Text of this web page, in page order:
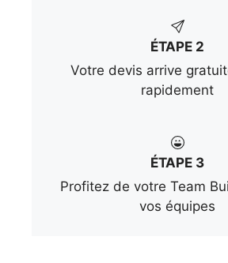
ÉTAPE 2
Votre devis arrive
rapidement
ÉTAPE 3
Profitez de votre Team
vos équipes